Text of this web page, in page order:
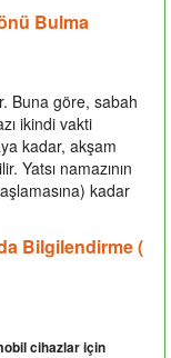
Bulma
Buna göre, sabah
ikindi vakti
kadar, akşam
Yatsı namazının
kadar
Bilgilendirme (
cihazlar için